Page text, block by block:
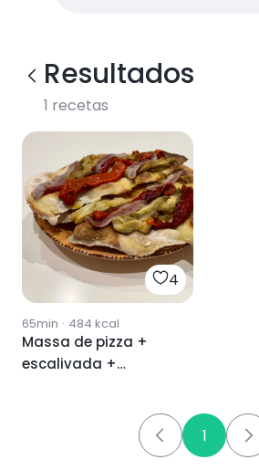
Resultados
1 recetas
4
65min · 484 kcal
Massa de pizza +
escalivada +
1